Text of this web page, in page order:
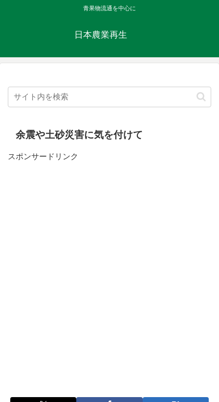
青果物流通を中心に
日本農業再生
余震や土砂災害に気を付けて
スポンサードリンク